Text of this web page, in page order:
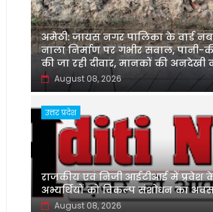
अमेठी: जायस नगर पालिका के वार्ड
नाला निर्माण पर गंभीर सवाल, पानी-
की जा रही दीवार, मानकों की अनदेखी
August 08, 2026
उत्तर प्रदेश
‌राजकीय एवं निजी आईटीआई में प्रवेश
अभ्यर्थियों को विकल्प संशोधन का
August 08, 2026